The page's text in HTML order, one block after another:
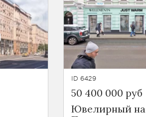
ID 6429
50 400 000 руб
Ювелирный на